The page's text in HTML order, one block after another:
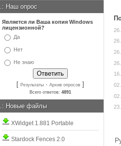
.: Наш опрос
Является ли Ваша копия Windows
лицензионной?
Да
Нет
Не знаю
[ Результаты · Архив опросов ]
Всего ответов: 4891
.: Новые файлы
XWidget 1.881 Portable
Stardock Fences 2.0